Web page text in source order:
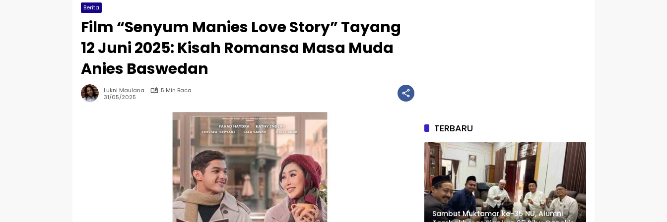
Berita
Film “Senyum Manies Love Story” Tayang
12 Juni 2025: Kisah Romansa Masa Muda
Anies Baswedan
Lukni Maulana
5 Min Baca
31/05/2025
TERBARU
Sambut Muktamar ke-35 NU, Alumni